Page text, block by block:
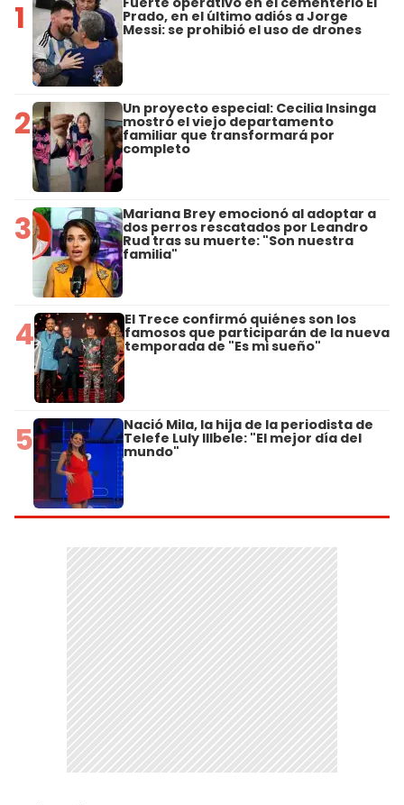
1 Prado, en el último adiós a Jorge
Messi: se prohibió el uso de drones
2 Un proyecto especial: Cecilia Insinga
mostró el viejo departamento
familiar que transformará por
completo
3 Mariana Brey emocionó al adoptar a
dos perros rescatados por Leandro
Rud tras su muerte: "Son nuestra
familia"
4 El Trece confirmó quiénes son los
famosos que participarán de la nueva
temporada de "Es mi sueño"
5 Nació Mila, la hija de la periodista de
Telefe Luly Illbele: "El mejor día del
mundo"